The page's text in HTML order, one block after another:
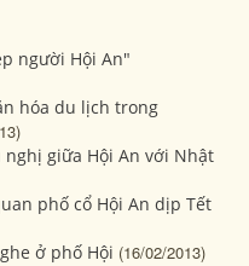
người Hội An"
hóa du lịch trong
giữa Hội An với Nhật
phố cổ Hội An dịp Tết
ở phố Hội (16/02/2013)